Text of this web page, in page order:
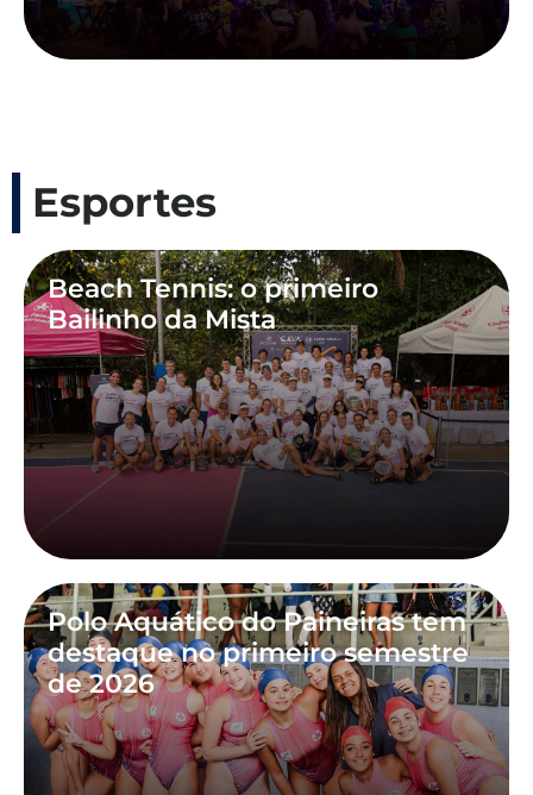
Esportes
Beach Tennis: o primeiro
Bailinho da Mista
Polo Aquático do Paineiras tem
destaque no primeiro semestre
de 2026